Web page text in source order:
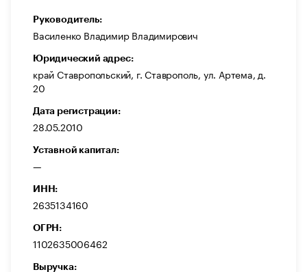
Руководитель:
Василенко Владимир Владимирович
Юридический адрес:
край Ставропольский, г. Ставрополь, ул. Артема, д.
20
Дата регистрации:
28.05.2010
Уставной капитал:
—
ИНН:
2635134160
ОГРН:
1102635006462
Выручка: